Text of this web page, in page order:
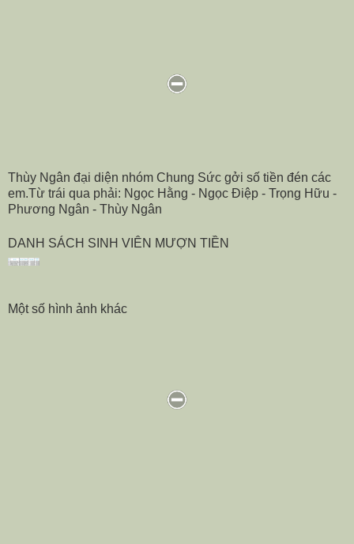
Thùy Ngân đại diện nhóm Chung Sức gởi số tiền đén các
em.Từ trái qua phải: Ngọc Hằng - Ngọc Điệp - Trọng Hữu -
Phương Ngân - Thùy Ngân
DANH SÁCH SINH VIÊN MƯỢN TIỀN
Một số hình ảnh khác